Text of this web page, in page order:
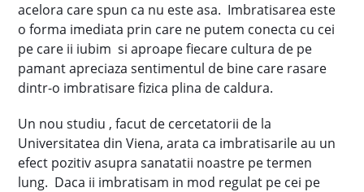
acelora care spun ca nu este asa. Imbratisarea este
o forma imediata prin care ne putem conecta cu cei
pe care ii iubim si aproape fiecare cultura de pe
pamant apreciaza sentimentul de bine care rasare
dintr-o imbratisare fizica plina de caldura.
Un nou studiu , facut de cercetatorii de la
Universitatea din Viena, arata ca imbratisarile au un
efect pozitiv asupra sanatatii noastre pe termen
lung. Daca ii imbratisam in mod regulat pe cei pe